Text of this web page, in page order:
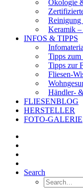
Ökologie
Keramik –
INFOS & TIPPS
Tipps zum
Tipps zur
Fliesen-
Händler-
FLIESENBLOG
HERSTELLER
FOTO-GALERIE
Search